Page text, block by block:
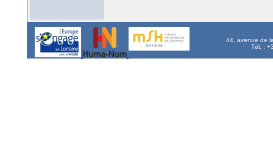
44, avenue de
Tél. :